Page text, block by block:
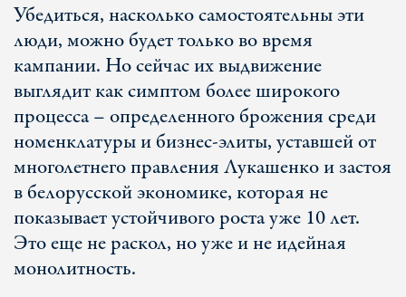
Убедиться, насколько самостоятельны эти
люди, можно будет только во время
кампании. Но сейчас их выдвижение
выглядит как симптом более широкого
процесса – определенного брожения среди
номенклатуры и бизнес-элиты, уставшей от
многолетнего правления Лукашенко и застоя
в белорусской экономике, которая не
показывает устойчивого роста уже 10 лет.
Это еще не раскол, но уже и не идейная
монолитность.